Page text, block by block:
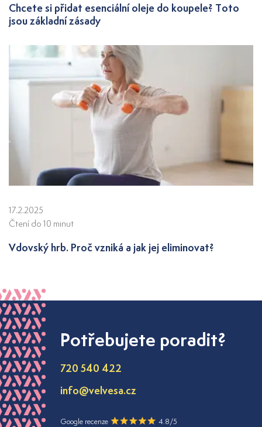
Chcete si přidat esenciální oleje do koupele? Toto
jsou základní zásady
17.2.2025
Čtení do 10 minut
Vdovský hrb. Proč vzniká a jak jej eliminovat?
Potřebujete poradit?
720 540 422
info@velvesa.cz
Google recenze 4.8/5